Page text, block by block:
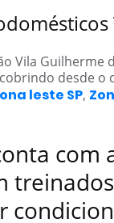
Vila Guilherme
desde
leste SP,